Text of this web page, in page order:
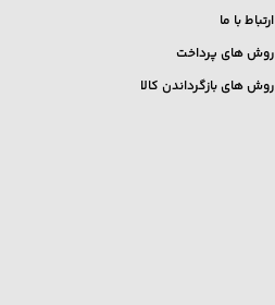
ارتباط با ما
روش های پرداخت
روش های بازگرداندن کالا